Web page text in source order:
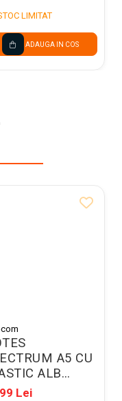
LIMITAT
ADAUGA IN COS
A5 CU
ALB
Lei